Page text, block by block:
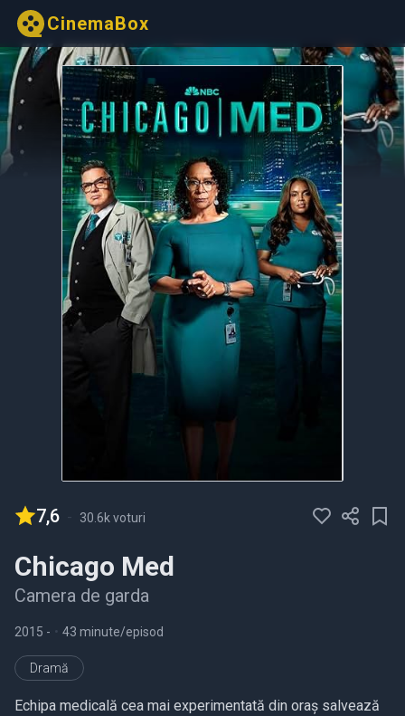
CinemaBox
7,6 - 30.6k voturi
Chicago Med
Camera de garda
2015 - • 43 minute/episod
Dramă
Echipa medicală cea mai experimentată din oraș salvează